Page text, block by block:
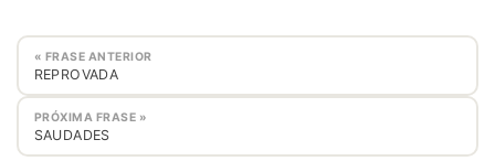
« FRASE ANTERIOR
REPROVADA
PRÓXIMA FRASE »
SAUDADES